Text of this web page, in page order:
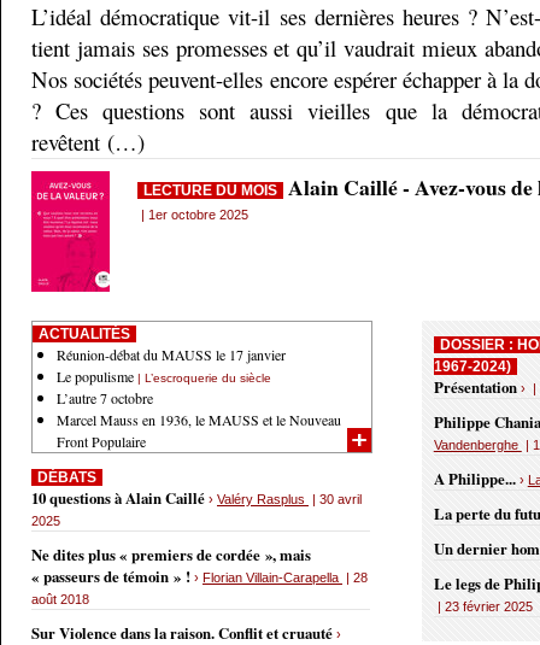
L’idéal démocratique vit-il ses dernières heures ?
tient jamais ses promesses et qu’il vaudrait mieux
Nos sociétés peuvent-elles encore espérer échapper à la
? Ces questions sont aussi vieilles que la
revêtent (…)
LECTURE DU MOIS Alain Caillé - Avez-vous
| 1er octobre 2025
DOSSIER :
1967-2024)
Présentation › |
Philippe
Vandenberghe |
A Philippe... ›
La perte du
Un dernier
Le legs de
| 23 février 2025
ACTUALITÉS
Réunion-débat du MAUSS le 17 janvier
Le populisme | L’escroquerie du siècle
L’autre 7 octobre
Marcel Mauss en 1936, le MAUSS et le Nouveau
Front Populaire
DÉBATS
10 questions à Alain Caillé › Valéry Rasplus
| 30 avril
2025
Ne dites plus « premiers de cordée », mais
« passeurs de témoin » ! › Florian Villain-Carapella | 28
août 2018
Sur Violence dans la raison. Conflit et cruauté ›